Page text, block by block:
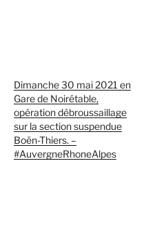
Dimanche 30 mai 2021 en
Gare de Noirétable,
opération débroussaillage
sur la section suspendue
Boën-Thiers. –
#AuvergneRhoneAlpes